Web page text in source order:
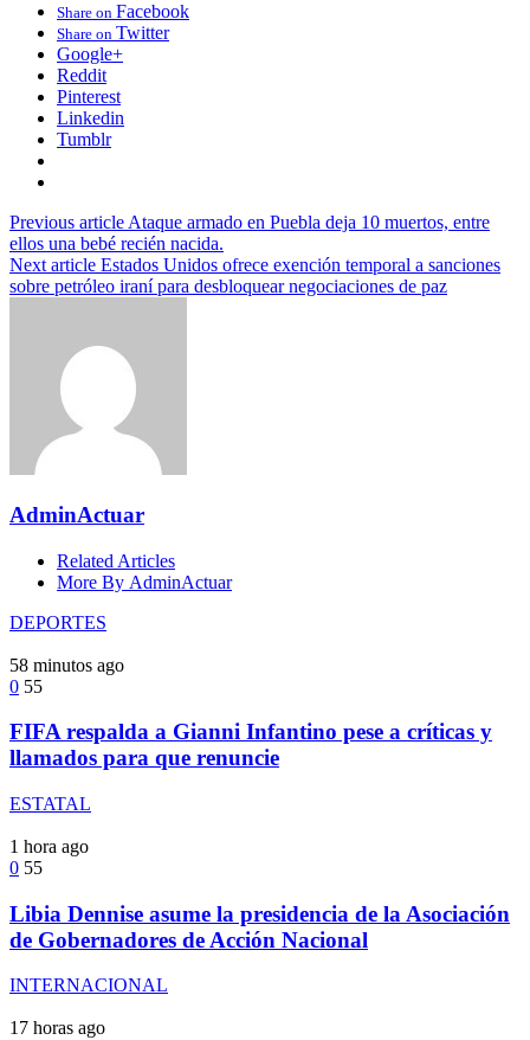
Share on Facebook
Share on Twitter
Google+
Reddit
Pinterest
Linkedin
Tumblr
Previous article Ataque armado en Puebla deja 10 muertos, entre
ellos una bebé recién nacida.
Next article Estados Unidos ofrece exención temporal a sanciones
sobre petróleo iraní para desbloquear negociaciones de paz
AdminActuar
Related Articles
More By AdminActuar
DEPORTES
58 minutos ago
0 55
FIFA respalda a Gianni Infantino pese a críticas y
llamados para que renuncie
ESTATAL
1 hora ago
0 55
Libia Dennise asume la presidencia de la Asociación
de Gobernadores de Acción Nacional
INTERNACIONAL
17 horas ago